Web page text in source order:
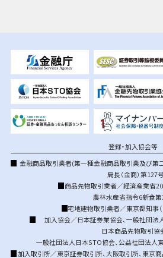
登録・加入協会等
金融商品取引業者(第一種金融商品取引業及び第
局長（金商）第127号
商品先物取引業者／経済産業省
農林水産省指令6新食第
宅地建物取引業者／東京都知事（
加入協会／日本証券業協会、 一般社団法
日本商品先物取引協
一般社団法人日本STO協会、 公益社団法人
加入取引所／東京証券取引所、大阪取引所、 東京